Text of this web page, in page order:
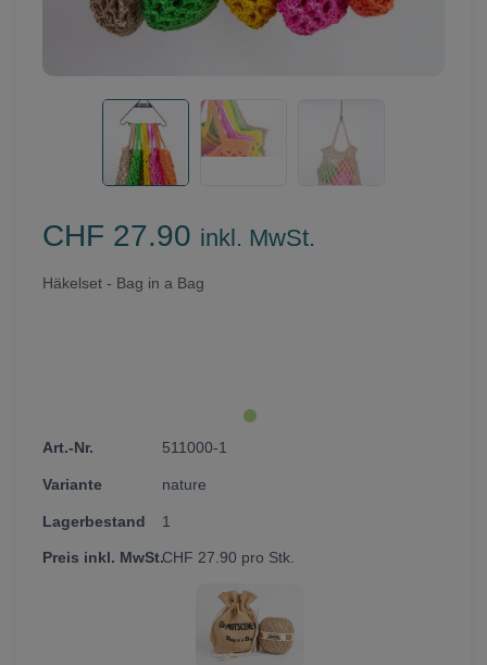
CHF 27.90 inkl. MwSt.
Häkelset - Bag in a Bag
511000-1
nature
1
CHF 27.90 pro Stk.